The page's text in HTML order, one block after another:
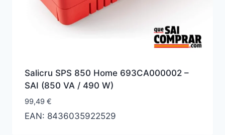
Salicru SPS 850 Home 693CA000002 –
SAI (850 VA / 490 W)
99,49 €
EAN: 8436035922529